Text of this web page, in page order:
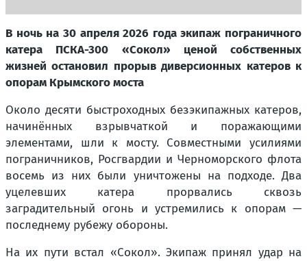
В ночь на 30 апреля 2026 года экипаж пограничного
катера ПСКА-300 «Сокол» ценой собственных
жизней остановил прорыв диверсионных катеров к
опорам Крымского моста
Около десяти быстроходных безэкипажных катеров,
начинённых взрывчаткой и поражающими
элементами, шли к мосту. Совместными усилиями
пограничников, Росгвардии и Черноморского флота
восемь из них были уничтожены на подходе. Два
уцелевших катера прорвались сквозь
заградительный огонь и устремились к опорам —
последнему рубежу обороны.
На их пути встал «Сокол». Экипаж принял удар на